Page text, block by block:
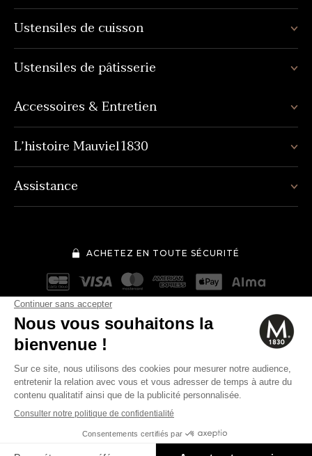
1 150€
Ustensiles de cuisson
Ustensiles de pâtisserie
Accessoires & Entretien
L’histoire Mauviel1830
Assistance
ACHETEZ EN TOUTE SÉCURITÉ
© 2026 Mauviel 1830.
Mentions légales Conditions générales de vente
Politique de protection des données personnelles
Modifier vos préférences en matière de cookies